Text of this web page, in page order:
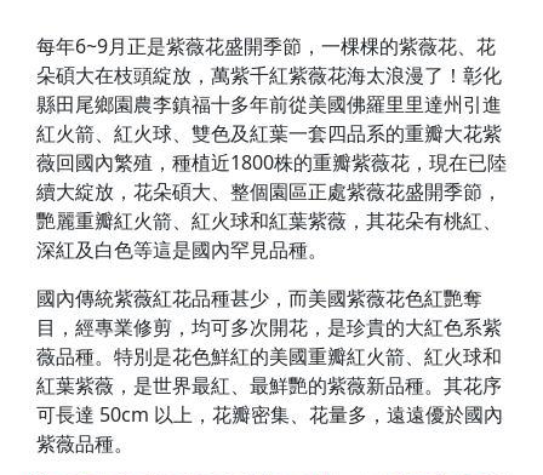
每年6~9月正是紫薇花盛開季節，一棵棵的紫薇花、花
朵碩大在枝頭綻放，萬紫千紅紫薇花海太浪漫了！彰化
縣田尾鄉園農李鎮福十多年前從美國佛羅里里達州引進
紅火箭、紅火球、雙色及紅葉一套四品系的重瓣大花紫
薇回國內繁殖，種植近1800株的重瓣紫薇花，現在已陸
續大綻放，花朵碩大、整個園區正處紫薇花盛開季節，
艷麗重瓣紅火箭、紅火球和紅葉紫薇，其花朵有桃紅、
深紅及白色等這是國內罕見品種。
國內傳統紫薇紅花品種甚少，而美國紫薇花色紅艷奪
目，經專業修剪，均可多次開花，是珍貴的大紅色系紫
薇品種。特別是花色鮮紅的美國重瓣紅火箭、紅火球和
紅葉紫薇，是世界最紅、最鮮艷的紫薇新品種。其花序
可長達 50cm 以上，花瓣密集、花量多，遠遠優於國內
紫薇品種。